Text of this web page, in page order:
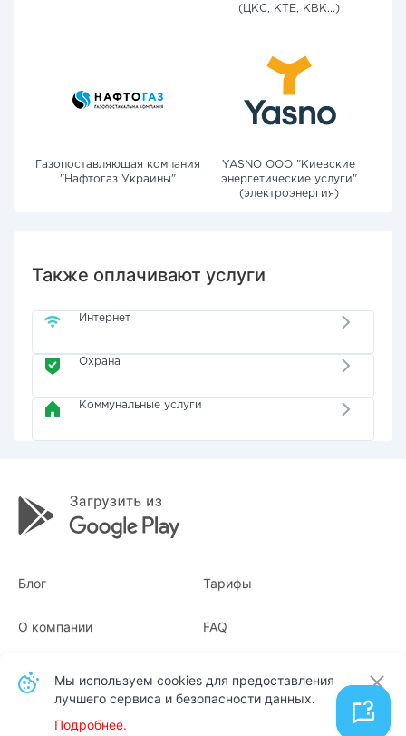
(ЦКС, КТЕ, КВК...)
Газопоставляющая компания
"Нафтогаз Украины"
YASNO OOO "Киевские
энергетические услуги"
(электроэнергия)
Также оплачивают услуги
Интернет
Охрана
Коммунальные услуги
Блог Тарифы
О компании
Квитанции
FAQ
Мы используем cookies для предоставления
лучшего сервиса и безопасности данных.
Подробнее.